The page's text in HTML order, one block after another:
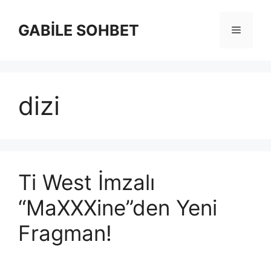
GABİLE SOHBET Menü
dizi
Ti West İmzalı
“MaXXXine”den Yeni
Fragman!